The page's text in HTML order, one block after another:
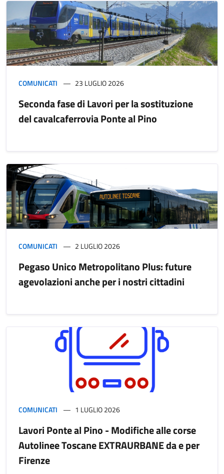
COMUNICATI 23 LUGLIO 2026
Seconda fase di Lavori per la sostituzione
del cavalcaferrovia Ponte al Pino
COMUNICATI 2 LUGLIO 2026
Pegaso Unico Metropolitano Plus: future
agevolazioni anche per i nostri cittadini
COMUNICATI 1 LUGLIO 2026
Lavori Ponte al Pino - Modifiche alle corse
Autolinee Toscane EXTRAURBANE da e per
Firenze